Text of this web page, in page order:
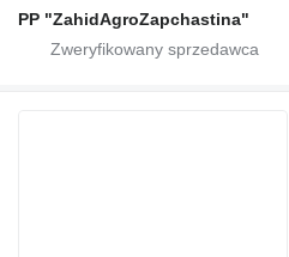
PP "ZahidAgroZapchastina"